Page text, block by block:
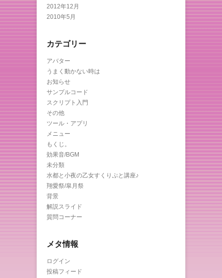
2012年12月
2010年5月
カテゴリー
アバター
うまく動かない時は
お知らせ
サンプルコード
スクリプト入門
その他
ツール・アプリ
メニュー
もくじ。
効果音/BGM
未分類
水都と小夜の乙女すくりぷと講座♪
翔愛祭/皐月祭
背景
解説スライド
質問コーナー
メタ情報
ログイン
投稿フィード